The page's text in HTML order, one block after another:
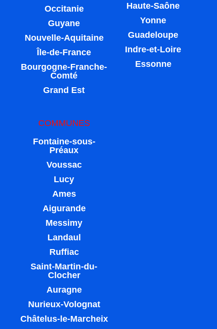
Occitanie
Guyane
Nouvelle-Aquitaine
Île-de-France
Bourgogne-Franche-
Comté
Grand Est
Haute-Saône
Yonne
Guadeloupe
Indre-et-Loire
Essonne
COMMUNES
Fontaine-sous-
Préaux
Voussac
Lucy
Ames
Aigurande
Messimy
Landaul
Ruffiac
Saint-Martin-du-
Clocher
Auragne
Nurieux-Volognat
Châtelus-le-Marcheix